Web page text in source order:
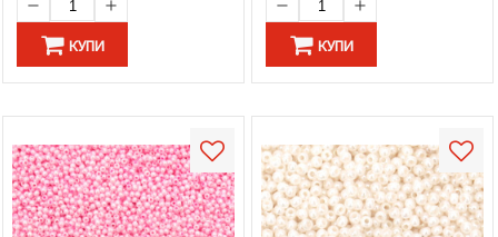
КУПИ КУПИ